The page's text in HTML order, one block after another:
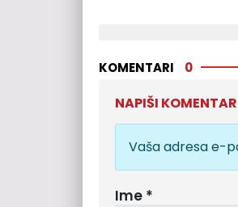
KOMENTARI 0
NAPIŠI KOMENTAR
Vaša adresa e-
Ime *